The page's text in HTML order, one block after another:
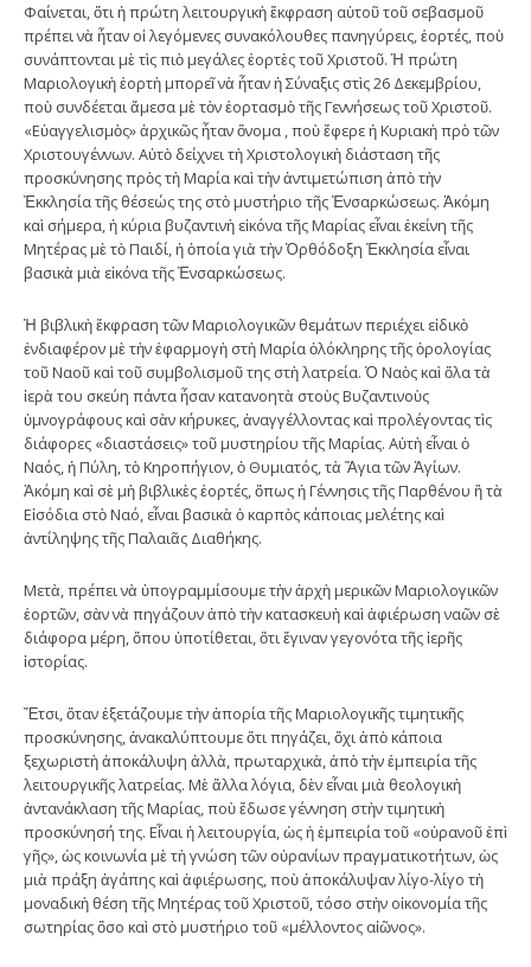
Φαίνεται, ὅτι ἡ πρώτη λειτουργικὴ ἔκφραση αὐτοῦ τοῦ σεβασμοῦ
πρέπει νὰ ἦταν οἱ λεγόμενες συνακόλουθες πανηγύρεις, ἑορτές, ποὺ
συνάπτονται μὲ τὶς πιὸ μεγάλες ἑορτὲς τοῦ Χριστοῦ. Ἡ πρώτη
Μαριολογικὴ ἑορτὴ μπορεῖ νὰ ἦταν ἡ Σύναξις στὶς 26 Δεκεμβρίου,
ποὺ συνδέεται ἄμεσα μὲ τὸν ἑορτασμὸ τῆς Γεννήσεως τοῦ Χριστοῦ.
«Εὐαγγελισμὸς» ἀρχικῶς ἦταν ὄνομα , ποὺ ἔφερε ἡ Κυριακὴ πρὸ τῶν
Χριστουγέννων. Αὐτὸ δείχνει τὴ Χριστολογικὴ διάσταση τῆς
προσκύνησης πρὸς τὴ Μαρία καὶ τὴν ἀντιμετώπιση ἀπὸ τὴν
Ἐκκλησία τῆς θέσεώς της στὸ μυστήριο τῆς Ἐνσαρκώσεως. Ἀκόμη
καὶ σήμερα, ἡ κύρια βυζαντινὴ εἰκόνα τῆς Μαρίας εἶναι ἐκείνη τῆς
Μητέρας μὲ τὸ Παιδί, ἡ ὁποία γιὰ τὴν Ὀρθόδοξη Ἐκκλησία εἶναι
βασικὰ μιὰ εἰκόνα τῆς Ἐνσαρκώσεως.
Ἡ βιβλικὴ ἔκφραση τῶν Μαριολογικῶν θεμάτων περιέχει εἰδικὸ
ἐνδιαφέρον μὲ τὴν ἐφαρμογὴ στὴ Μαρία ὁλόκληρης τῆς ὁρολογίας
τοῦ Ναοῦ καὶ τοῦ συμβολισμοῦ της στὴ λατρεία. Ὁ Ναὸς καὶ ὅλα τὰ
ἱερὰ του σκεύη πάντα ἦσαν κατανοητὰ στοὺς Βυζαντινοὺς
ὑμνογράφους καὶ σὰν κήρυκες, ἀναγγέλλοντας καὶ προλέγοντας τὶς
διάφορες «διαστάσεις» τοῦ μυστηρίου τῆς Μαρίας. Αὐτὴ εἶναι ὁ
Ναός, ἡ Πύλη, τὸ Κηροπήγιον, ὁ Θυμιατός, τὰ Ἅγια τῶν Ἁγίων.
Ἀκόμη καὶ σὲ μὴ βιβλικὲς ἑορτές, ὅπως ἡ Γέννησις τῆς Παρθένου ἢ τὰ
Εἰσόδια στὸ Ναό, εἶναι βασικὰ ὁ καρπὸς κάποιας μελέτης καὶ
ἀντίληψης τῆς Παλαιᾶς Διαθήκης.
Μετὰ, πρέπει νὰ ὑπογραμμίσουμε τὴν ἀρχὴ μερικῶν Μαριολογικῶν
ἑορτῶν, σὰν νὰ πηγάζουν ἀπὸ τὴν κατασκευὴ καὶ ἀφιέρωση ναῶν σὲ
διάφορα μέρη, ὅπου ὑποτίθεται, ὅτι ἔγιναν γεγονότα τῆς ἱερῆς
ἱστορίας.
Ἔτσι, ὅταν ἐξετάζουμε τὴν ἀπορία τῆς Μαριολογικῆς τιμητικῆς
προσκύνησης, ἀνακαλύπτουμε ὅτι πηγάζει, ὄχι ἀπὸ κάποια
ξεχωριστὴ ἀποκάλυψη ἀλλὰ, πρωταρχικὰ, ἀπὸ τὴν ἐμπειρία τῆς
λειτουργικῆς λατρείας. Μὲ ἄλλα λόγια, δὲν εἶναι μιὰ θεολογικὴ
ἀντανάκλαση τῆς Μαρίας, ποὺ ἔδωσε γέννηση στὴν τιμητικὴ
προσκύνησή της. Εἶναι ἡ λειτουργία, ὡς ἡ ἐμπειρία τοῦ «οὐρανοῦ ἐπὶ
γῆς», ὡς κοινωνία μὲ τὴ γνώση τῶν οὐρανίων πραγματικοτήτων, ὡς
μιὰ πράξη ἀγάπης καὶ ἀφιέρωσης, ποὺ ἀποκάλυψαν λίγο-λίγο τὴ
μοναδικὴ θέση τῆς Μητέρας τοῦ Χριστοῦ, τόσο στὴν οἰκονομία τῆς
σωτηρίας ὅσο καὶ στὸ μυστήριο τοῦ «μέλλοντος αἰῶνος».